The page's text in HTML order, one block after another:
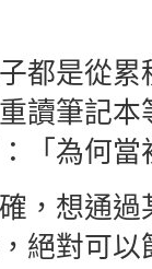
都是從
讀筆記
「為何當
，想通
絕對可